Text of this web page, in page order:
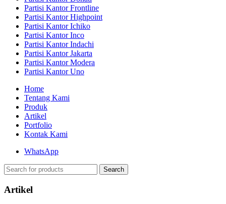
Partisi Kantor Frontline
Partisi Kantor Highpoint
Partisi Kantor Ichiko
Partisi Kantor Inco
Partisi Kantor Indachi
Partisi Kantor Jakarta
Partisi Kantor Modera
Partisi Kantor Uno
Home
Tentang Kami
Produk
Artikel
Portfolio
Kontak Kami
WhatsApp
Search
Artikel